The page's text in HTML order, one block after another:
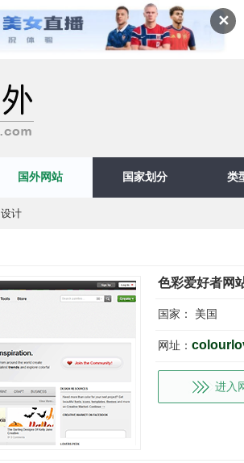
✕
国外网站 国家划分 类
设计
色彩爱好者网
国家： 美国
网址：
进入